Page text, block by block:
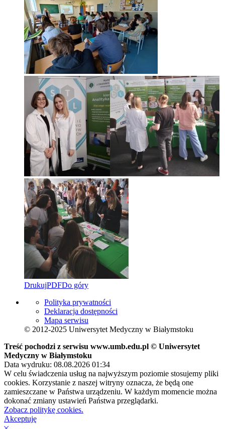
DrukujPDFDo góry
Polityka prywatności
Deklaracja dostępności
Mapa serwisu
© 2012-2025 Uniwersytet Medyczny w Białymstoku
Treść pochodzi z serwisu www.umb.edu.pl © Uniwersytet
Medyczny w Białymstoku
Data wydruku: 08.08.2026 01:34
W celu świadczenia usług na najwyższym poziomie stosujemy pliki
cookies. Korzystanie z naszej witryny oznacza, że będą one
zamieszczane w Państwa urządzeniu. W każdym momencie można
dokonać zmiany ustawień Państwa przeglądarki.
Zobacz politykę cookies.
Akceptuję